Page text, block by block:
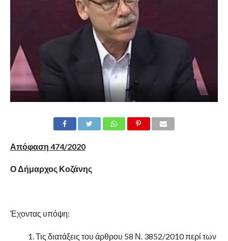
Απόφαση 474/2020
Ο Δήμαρχος Κοζάνης
Έχοντας υπόψη:
Τις διατάξεις του άρθρου 58 Ν. 3852/2010 περί των